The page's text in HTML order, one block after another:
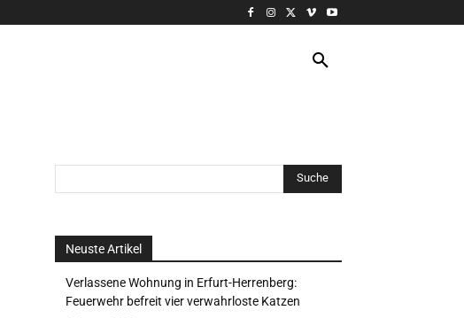
Neuste Artikel
Verlassene Wohnung in Erfurt-Herrenberg:
Feuerwehr befreit vier verwahrloste Katzen